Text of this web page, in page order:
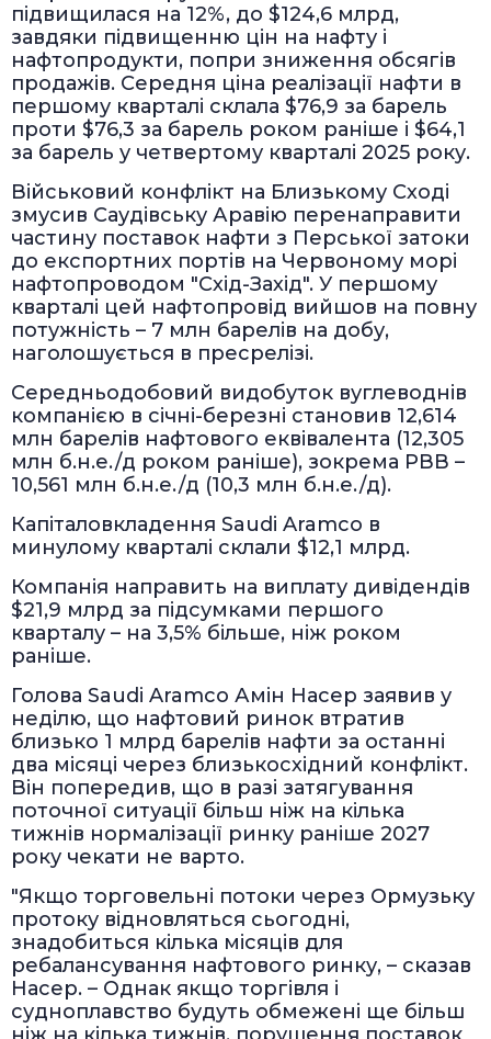
підвищилася на 12%, до $124,6 млрд,
завдяки підвищенню цін на нафту і
нафтопродукти, попри зниження обсягів
продажів. Середня ціна реалізації нафти в
першому кварталі склала $76,9 за барель
проти $76,3 за барель роком раніше і $64,1
за барель у четвертому кварталі 2025 року.
Військовий конфлікт на Близькому Сході
змусив Саудівську Аравію перенаправити
частину поставок нафти з Перської затоки
до експортних портів на Червоному морі
нафтопроводом "Схід-Захід". У першому
кварталі цей нафтопровід вийшов на повну
потужність – 7 млн барелів на добу,
наголошується в пресрелізі.
Середньодобовий видобуток вуглеводнів
компанією в січні-березні становив 12,614
млн барелів нафтового еквівалента (12,305
млн б.н.е./д роком раніше), зокрема РВВ –
10,561 млн б.н.е./д (10,3 млн б.н.е./д).
Капіталовкладення Saudi Aramco в
минулому кварталі склали $12,1 млрд.
Компанія направить на виплату дивідендів
$21,9 млрд за підсумками першого
кварталу – на 3,5% більше, ніж роком
раніше.
Голова Saudi Aramco Амін Насер заявив у
неділю, що нафтовий ринок втратив
близько 1 млрд барелів нафти за останні
два місяці через близькосхідний конфлікт.
Він попередив, що в разі затягування
поточної ситуації більш ніж на кілька
тижнів нормалізації ринку раніше 2027
року чекати не варто.
"Якщо торговельні потоки через Ормузьку
протоку відновляться сьогодні,
знадобиться кілька місяців для
ребалансування нафтового ринку, – сказав
Насер. – Однак якщо торгівля і
судноплавство будуть обмежені ще більш